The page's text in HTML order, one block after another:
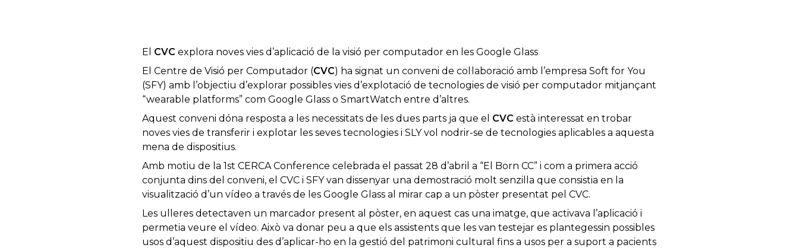
El CVC explora noves vies d’aplicació de la visió per computador en les Google Glass
El Centre de Visió per Computador (CVC) ha signat un conveni de col·laboració amb l’empresa Soft for You
(SFY) amb l’objectiu d’explorar possibles vies d’explotació de tecnologies de visió per computador mitjançant
“wearable platforms” com Google Glass o SmartWatch entre d’altres.
Aquest conveni dóna resposta a les necessitats de les dues parts ja que el CVC està interessat en trobar
noves vies de transferir i explotar les seves tecnologies i SLY vol nodrir-se de tecnologies aplicables a aquesta
mena de dispositius.
Amb motiu de la 1st CERCA Conference celebrada el passat 28 d’abril a “El Born CC” i com a primera acció
conjunta dins del conveni, el CVC i SFY van dissenyar una demostració molt senzilla que consistia en la
visualització d’un vídeo a través de les Google Glass al mirar cap a un pòster presentat pel CVC.
Les ulleres detectaven un marcador present al pòster, en aquest cas una imatge, que activava l’aplicació i
permetia veure el vídeo. Això va donar peu a que els assistents que les van testejar es plantegessin possibles
usos d’aquest dispositiu des d’aplicar-ho en la gestió del patrimoni cultural fins a usos per a suport a pacients